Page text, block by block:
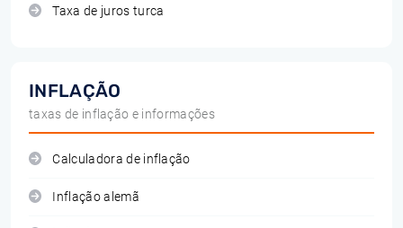
Taxa de juros turca
INFLAÇÃO
taxas de inflação e informações
Calculadora de inflação
Inflação alemã